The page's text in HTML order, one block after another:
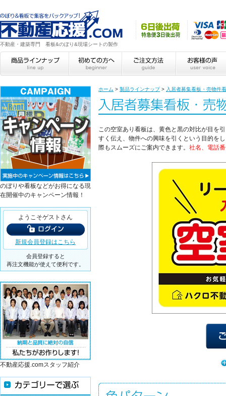
不動産・建築専門 看板&のぼり&現場シートの製作
ホーム > 製品ラインナップ> 入居者募集看板・売物件
この空室あり看板は、黄色と黒の対比が目を
すく伝え、物件への興味を引くという目的を
際もスムーズにご案内できます。 社名、電話
のぼりや看板などがお得になる現
在開催中のキャンペーン情報！
ようこそゲストさん
新規会員登録はこちら
会員登録すると
再注文機能が使えて便利です。
不動産応援.comスタッフ紹介